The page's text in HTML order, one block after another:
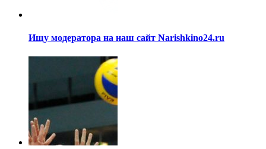
Ищу модератора на наш сайт Narishkino24.ru